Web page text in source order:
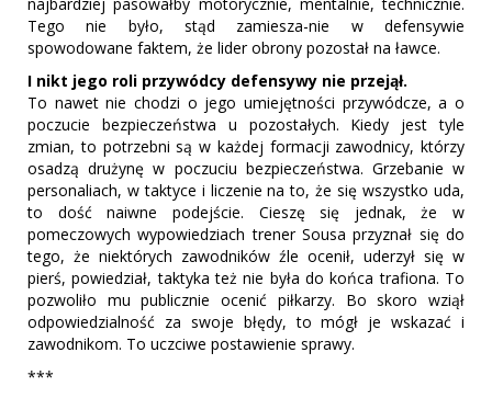
Tego nie było, stąd zamiesza-nie w defensywie
spowodowane faktem, że lider obrony pozostał na ławce.
I nikt jego roli przywódcy defensywy nie przejął.
To nawet nie chodzi o jego umiejętności przywódcze, a o
poczucie bezpieczeństwa u pozostałych. Kiedy jest tyle
zmian, to potrzebni są w każdej formacji zawodnicy, którzy
osadzą drużynę w poczuciu bezpieczeństwa. Grzebanie w
personaliach, w taktyce i liczenie na to, że się wszystko uda,
to dość naiwne podejście. Cieszę się jednak, że w
pomeczowych wypowiedziach trener Sousa przyznał się do
tego, że niektórych zawodników źle ocenił, uderzył się w
pierś, powiedział, taktyka też nie była do końca trafiona. To
pozwoliło mu publicznie ocenić piłkarzy. Bo skoro wziął
odpowiedzialność za swoje błędy, to mógł je wskazać i
zawodnikom. To uczciwe postawienie sprawy.
***